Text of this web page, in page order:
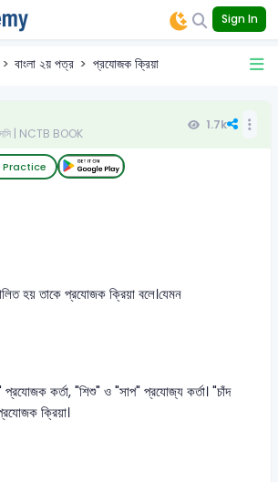
Sign In
বাংলা ২য় পত্র প্রযোজক ক্রিয়া
| NCTB BOOK
1.7k
Practice
হয় তাকে প্রযোজক ক্রিয়া বলে।যেমন
প্রযোজক কর্তা, "শিশু" ও "সাপ" প্রযোজ্য কর্তা। "চাঁদ
ক্রিয়া।